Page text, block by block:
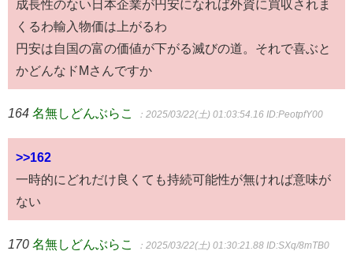
成長性のない日本企業が円安になれば外資に買収されま
くるわ輸入物価は上がるわ
円安は自国の富の価値が下がる滅びの道。それで喜ぶと
かどんなドMさんですか
164 名無しどんぶらこ ：2025/03/22(土) 01:03:54.16 ID:PeotpfY00
>>162
一時的にどれだけ良くても持続可能性が無ければ意味が
ない
170 名無しどんぶらこ ：2025/03/22(土) 01:30:21.88 ID:SXq/8mTB0